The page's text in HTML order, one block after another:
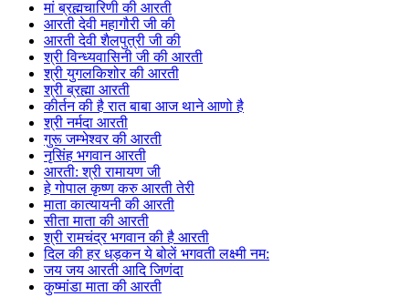
मां ब्रह्मचारिणी की आरती
आरती देवी महागौरी जी की
आरती देवी शैलपुत्री जी की
श्री विन्ध्यवासिनी जी की आरती
श्री युगलकिशोर की आरती
श्री ब्रह्मा आरती
कीर्तन की है रात बाबा आज थाने आणो है
श्री नर्मदा आरती
गुरू जम्भेश्वर की आरती
नृसिंह भगवान आरती
आरती: श्री रामायण जी
हे गोपाल कृष्ण करु आरती तेरी
माता कात्यायनी की आरती
सीता माता की आरती
श्री रामचंद्र भगवान की है आरती
दिल की हर धड़कन ये बोलें भगवती लक्ष्मी नम:
जय जय आरती आदि जिणंदा
कुष्मांडा माता की आरती